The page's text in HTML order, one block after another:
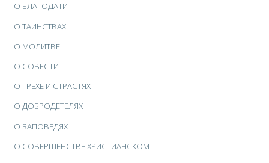
О БЛАГОДАТИ
О ТАИНСТВАХ
О МОЛИТВЕ
О СОВЕСТИ
О ГРЕХЕ И СТРАСТЯХ
О ДОБРОДЕТЕЛЯХ
О ЗАПОВЕДЯХ
О СОВЕРШЕНСТВЕ ХРИСТИАНСКОМ